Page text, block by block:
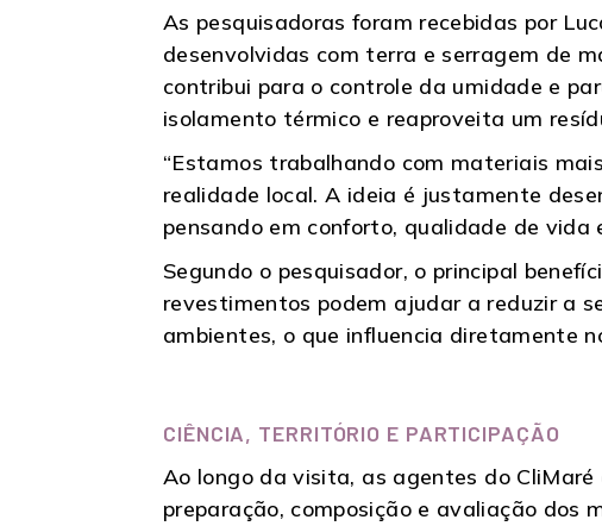
As pesquisadoras foram recebidas por
desenvolvidas com terra e serragem de
contribui para o controle da umidade e
isolamento térmico e reaproveita um
“Estamos trabalhando com materiais
realidade local. A ideia é justamente
pensando em conforto, qualidade de vida
Segundo o pesquisador, o principal
revestimentos podem ajudar a reduzir a
ambientes, o que influencia diretamente
CIÊNCIA, TERRITÓRIO E PARTICIPAÇÃO
Ao longo da visita, as agentes do
preparação, composição e avaliação dos